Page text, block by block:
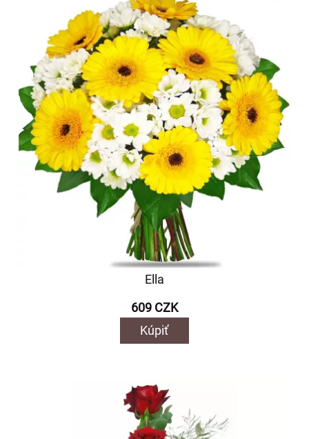
Ella
609 CZK
Kúpiť